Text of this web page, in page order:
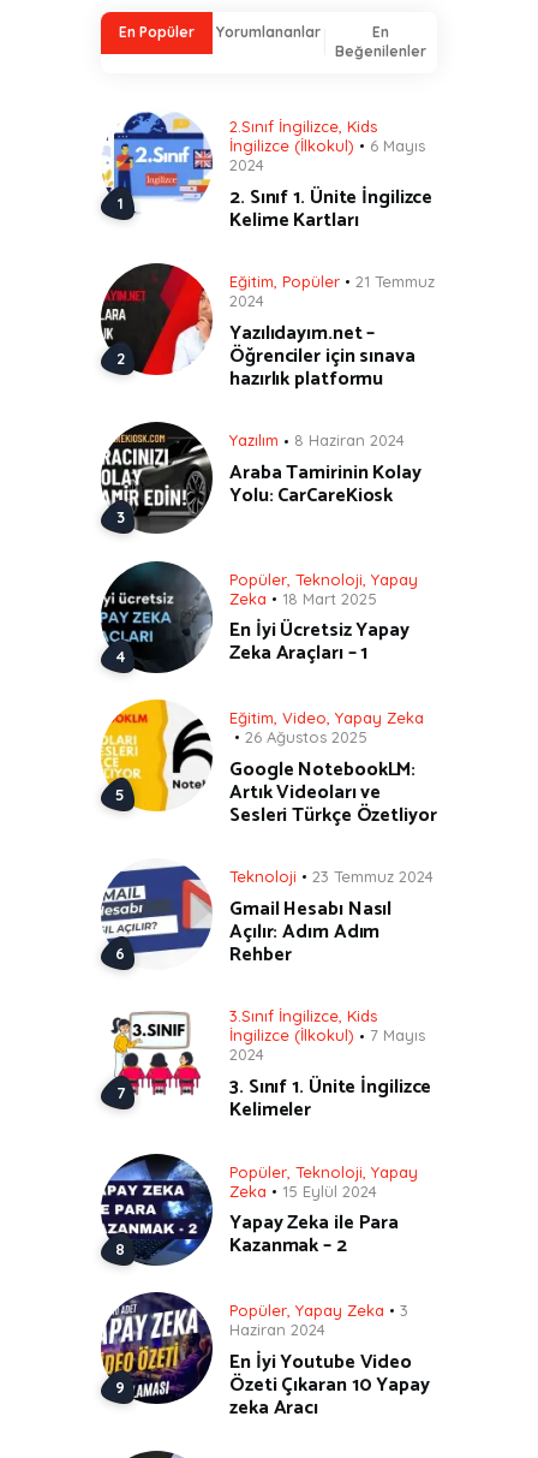
En Popüler Yorumlananlar
En
Beğenilenler
2.Sınıf İngilizce Kids
İngilizce (İlkokul)
6 Mayıs
2024
2. Sınıf 1. Ünite İngilizce
Kelime Kartları
Eğitim Popüler
21 Temmuz
2024
Yazılıdayım.net –
Öğrenciler için sınava
hazırlık platformu
Yazılım 8 Haziran 2024
Araba Tamirinin Kolay
Yolu: CarCareKiosk
Popüler Teknoloji Yapay
Zeka
18 Mart 2025
En İyi Ücretsiz Yapay
Zeka Araçları – 1
Eğitim Video Yapay Zeka
26 Ağustos 2025
Google NotebookLM:
Artık Videoları ve
Sesleri Türkçe Özetliyor
Teknoloji 23 Temmuz 2024
Gmail Hesabı Nasıl
Açılır: Adım Adım
Rehber
3.Sınıf İngilizce, Kids
İngilizce (İlkokul)
7 Mayıs
2024
3. Sınıf 1. Ünite İngilizce
Kelimeler
Popüler Teknoloji Yapay
Zeka
15 Eylül 2024
Yapay Zeka ile Para
Kazanmak – 2
Popüler Yapay Zeka
3
Haziran 2024
En İyi Youtube Video
Özeti Çıkaran 10 Yapay
zeka Aracı